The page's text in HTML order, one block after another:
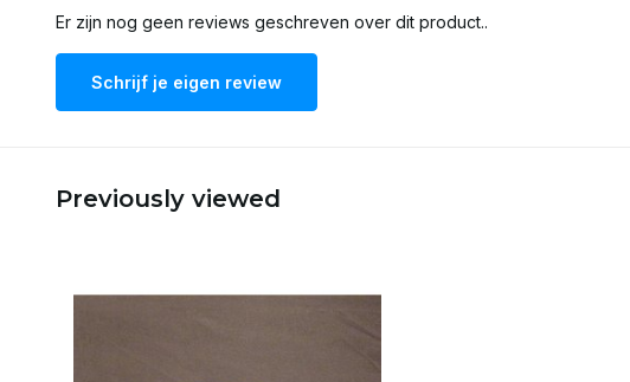
Er zijn nog geen reviews geschreven over dit product..
Schrijf je eigen review
Previously viewed